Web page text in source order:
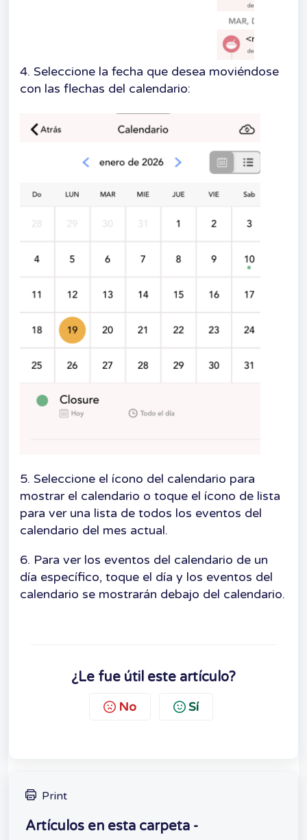
4. Seleccione la fecha que desea moviéndose
con las flechas del calendario:
5. Seleccione el ícono del calendario para
mostrar el calendario o toque el ícono de lista
para ver una lista de todos los eventos del
calendario del mes actual.
6. Para ver los eventos del calendario de un
día específico, toque el día y los eventos del
calendario se mostrarán debajo del calendario.
¿Le fue útil este artículo?
No Sí
Print
Artículos en esta carpeta -